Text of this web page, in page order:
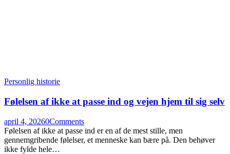
Personlig historie
Følelsen af ikke at passe ind og vejen hjem til sig selv
april 4, 20260Comments
Følelsen af ikke at passe ind er en af de mest stille, men
gennemgribende følelser, et menneske kan bære på. Den behøver
ikke fylde hele…